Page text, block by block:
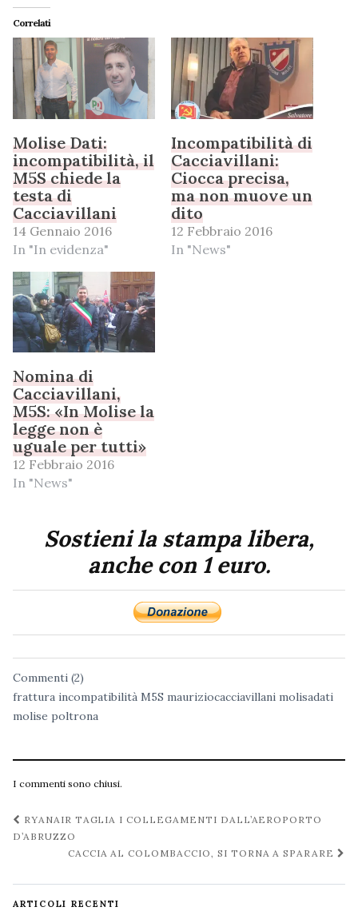
Correlati
Molise Dati:
incompatibilità, il
M5S chiede la
testa di
Cacciavillani
14 Gennaio 2016
In "In evidenza"
Incompatibilità di
Cacciavillani:
Ciocca precisa,
ma non muove un
dito
12 Febbraio 2016
In "News"
Nomina di
Cacciavillani,
M5S: «In Molise la
legge non è
uguale per tutti»
12 Febbraio 2016
In "News"
Sostieni la stampa libera,
anche con 1 euro.
Commenti (2)
frattura incompatibilità M5S mauriziocacciavillani molisadati
molise poltrona
I commenti sono chiusi.
Navigazione
post
RYANAIR TAGLIA I COLLEGAMENTI DALL’AEROPORTO
D’ABRUZZO
CACCIA AL COLOMBACCIO, SI TORNA A SPARARE
ARTICOLI RECENTI